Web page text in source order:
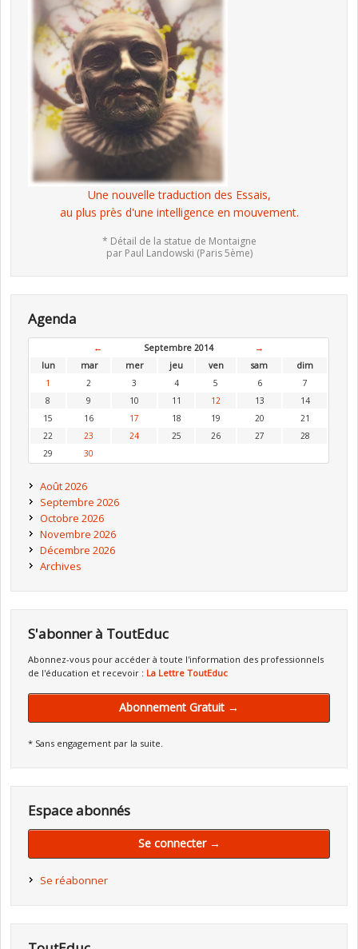
Une nouvelle traduction des Essais,
au plus près d'une intelligence en mouvement.
* Détail de la statue de Montaigne
par Paul Landowski (Paris 5ème)
Agenda
← Septembre 2014
→
lun
mar mer jeu ven sam
dim
1
2 3 4 5 6
7
8
9 10 11 12 13
14
15
16 17 18 19 20
21
22
23 24 25 26 27
28
29
30
Août 2026
Septembre 2026
Octobre 2026
Novembre 2026
Décembre 2026
Archives
S'abonner à ToutEduc
Abonnez-vous pour accéder à toute l'information des professionnels
de l'éducation et recevoir : La Lettre ToutEduc
Abonnement Gratuit →
* Sans engagement par la suite.
Espace abonnés
Se connecter →
Se réabonner